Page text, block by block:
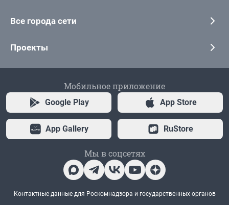
Все города сети
Проекты
Мобильное приложение
Google Play App Store
App Gallery RuStore
Мы в соцсетях
Контактные данные для Роскомнадзора и государственных органов